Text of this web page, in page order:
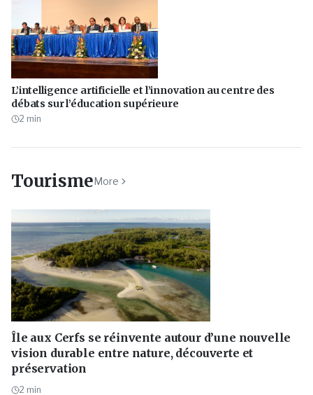
L’intelligence artificielle et l’innovation au centre des
débats sur l’éducation supérieure
2 min
TourismeMore
Île aux Cerfs se réinvente autour d’une nouvelle
vision durable entre nature, découverte et
préservation
2 min